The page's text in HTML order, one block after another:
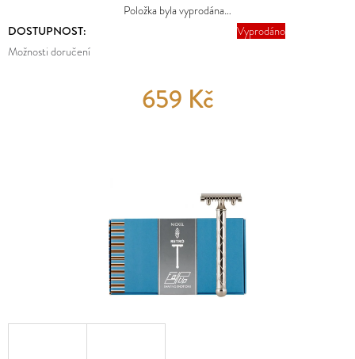
Položka byla vyprodána…
DOSTUPNOST:
Vyprodáno
Možnosti doručení
659 Kč
J
E